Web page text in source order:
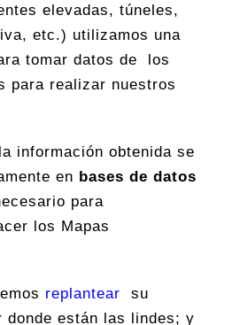
elevadas, túneles,
etc.) utilizamos una
tomar datos de los
para realizar nuestros
información obtenida se
en bases de datos
para
los Mapas
replantear su
están las lindes; y